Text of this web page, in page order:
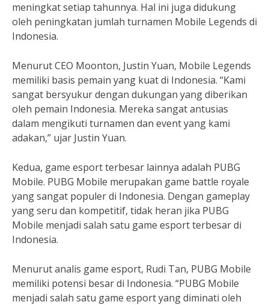
meningkat setiap tahunnya. Hal ini juga didukung
oleh peningkatan jumlah turnamen Mobile Legends di
Indonesia.
Menurut CEO Moonton, Justin Yuan, Mobile Legends
memiliki basis pemain yang kuat di Indonesia. “Kami
sangat bersyukur dengan dukungan yang diberikan
oleh pemain Indonesia. Mereka sangat antusias
dalam mengikuti turnamen dan event yang kami
adakan,” ujar Justin Yuan.
Kedua, game esport terbesar lainnya adalah PUBG
Mobile. PUBG Mobile merupakan game battle royale
yang sangat populer di Indonesia. Dengan gameplay
yang seru dan kompetitif, tidak heran jika PUBG
Mobile menjadi salah satu game esport terbesar di
Indonesia.
Menurut analis game esport, Rudi Tan, PUBG Mobile
memiliki potensi besar di Indonesia. “PUBG Mobile
menjadi salah satu game esport yang diminati oleh